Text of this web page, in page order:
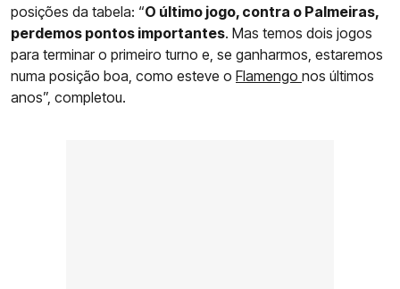
posições da tabela: “O último jogo, contra o Palmeiras,
perdemos pontos importantes. Mas temos dois jogos
para terminar o primeiro turno e, se ganharmos, estaremos
numa posição boa, como esteve o Flamengo nos últimos
anos”, completou.